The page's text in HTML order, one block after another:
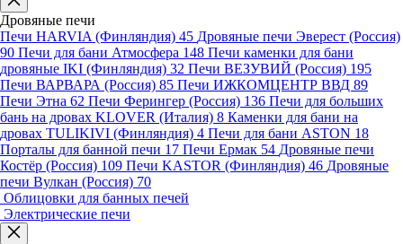
Дровяные печи
Печи HARVIA (Финляндия) 45 Дровяные печи Эверест (Россия)
90 Печи для бани Атмосфера 148 Печи каменки для бани
дровяные IKI (Финляндия) 32 Печи ВЕЗУВИЙ (Россия) 195
Печи ВАРВАРА (Россия) 85 Печи ИЖКОМЦЕНТР ВВД 89
Печи Этна 62 Печи Ферингер (Россия) 136 Печи для больших
бань на дровах KLOVER (Италия) 8 Каменки для бани на
дровах TULIKIVI (Финляндия) 4 Печи для бани ASTON 18
Порталы для банной печи 17 Печи Ермак 54 Дровяные печи
Костёр (Россия) 109 Печи KASTOR (Финляндия) 46 Дровяные
печи Вулкан (Россия) 70
Облицовки для банных печей
Электрические печи